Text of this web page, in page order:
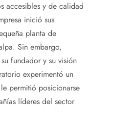
accesibles y de calidad
inició sus
planta de
Sin embargo,
fundador y su visión
experimentó un
permitió posicionarse
líderes del sector